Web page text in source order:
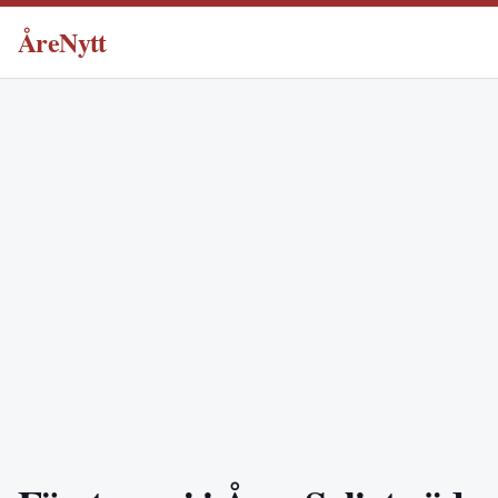
ÅreNytt